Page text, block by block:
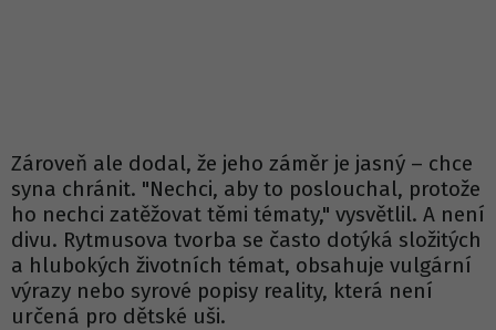
Zároveň ale dodal, že jeho záměr je jasný – chce
syna chránit. "Nechci, aby to poslouchal, protože
ho nechci zatěžovat těmi tématy," vysvětlil. A není
divu. Rytmusova tvorba se často dotýká složitých
a hlubokých životních témat, obsahuje vulgární
výrazy nebo syrové popisy reality, která není
určená pro dětské uši.